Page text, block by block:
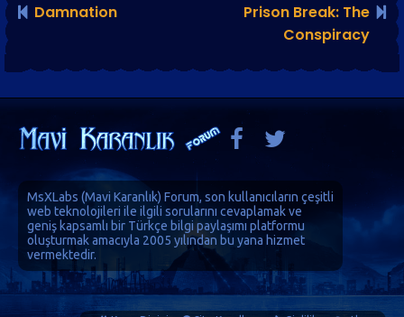
Damnation
Prison Break: The
Conspiracy
MsXLabs (Mavi Karanlık) Forum, son kullanıcıların çeşitli
web teknolojileri ile ilgili sorularını cevaplamak ve
geniş kapsamlı bir Türkçe bilgi paylaşımı platformu
oluşturmak amacıyla 2005 yılından bu yana hizmet
vermektedir.